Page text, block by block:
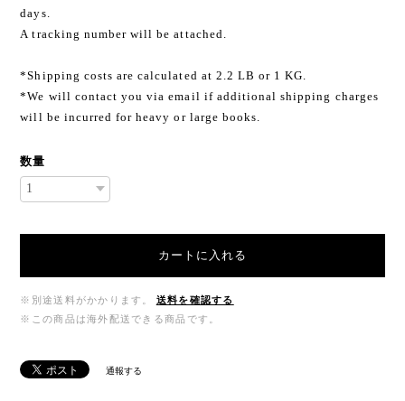
days.
A tracking number will be attached.
*Shipping costs are calculated at 2.2 LB or 1 KG.
*We will contact you via email if additional shipping charges
will be incurred for heavy or large books.
数量
カートに入れる
※別途送料がかかります。
送料を確認する
※この商品は海外配送できる商品です。
通報する